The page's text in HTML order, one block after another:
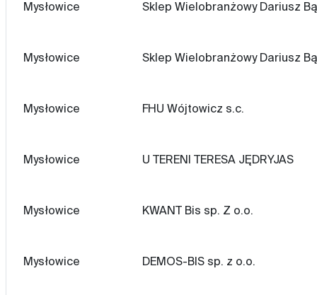
Mysłowice Sklep Wielobranżowy Dariusz
Mysłowice Sklep Wielobranżowy Dariusz
Mysłowice FHU Wójtowicz s.c.
Mysłowice U TERENI TERESA JĘDRYJAS
Mysłowice KWANT Bis sp. Z o.o.
Mysłowice DEMOS-BIS sp. z o.o.